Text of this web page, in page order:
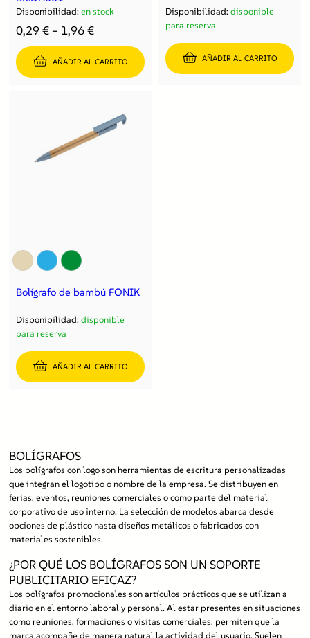
Disponibilidad:en stock
0,29€ – 1,96€
AÑADIR AL CARRITO
Disponibilidad:disponible
para reserva
AÑADIR AL CARRITO
Bolígrafo de bambú FONIK
Disponibilidad:disponible
para reserva
AÑADIR AL CARRITO
BOLÍGRAFOS
Los bolígrafos con logo son herramientas de escritura personalizadas
que integran el logotipo o nombre de la empresa. Se distribuyen en
ferias, eventos, reuniones comerciales o como parte del material
corporativo de uso interno. La selección de modelos abarca desde
opciones de plástico hasta diseños metálicos o fabricados con
materiales sostenibles.
¿POR QUÉ LOS BOLÍGRAFOS SON UN SOPORTE
PUBLICITARIO EFICAZ?
Los bolígrafos promocionales son artículos prácticos que se utilizan a
diario en el entorno laboral y personal. Al estar presentes en situaciones
como reuniones, formaciones o visitas comerciales, permiten que la
marca acompañe de manera natural la actividad del usuario. Suelen